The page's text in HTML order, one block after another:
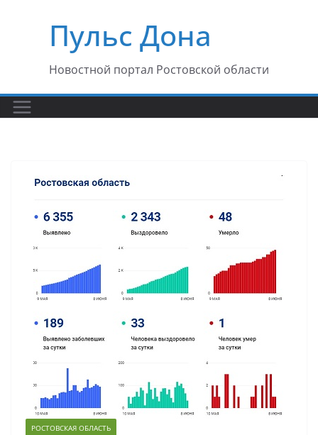
содержимомуПульс Дона
Новостной портал Ростовской области
РОСТОВСКАЯ ОБЛАСТЬ